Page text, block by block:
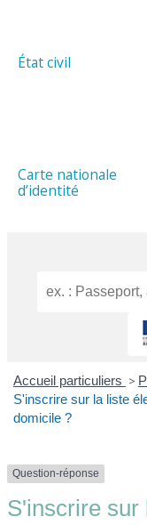
État civil
Carte nationale
d’identité
Accueil particuliers >
S'inscrire sur la liste
domicile ?
Question-réponse
S'inscrire sur